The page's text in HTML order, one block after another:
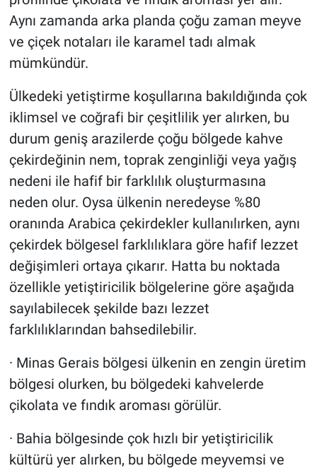
Aynı zamanda arka planda çoğu zaman meyve
ve çiçek notaları ile karamel tadı almak
mümkündür.
Ülkedeki yetiştirme koşullarına bakıldığında çok
iklimsel ve coğrafi bir çeşitlilik yer alırken, bu
durum geniş arazilerde çoğu bölgede kahve
çekirdeğinin nem, toprak zenginliği veya yağış
nedeni ile hafif bir farklılık oluşturmasına
neden olur. Oysa ülkenin neredeyse %80
oranında Arabica çekirdekler kullanılırken, aynı
çekirdek bölgesel farklılıklara göre hafif lezzet
değişimleri ortaya çıkarır. Hatta bu noktada
özellikle yetiştiricilik bölgelerine göre aşağıda
sayılabilecek şekilde bazı lezzet
farklılıklarından bahsedilebilir.
· Minas Gerais bölgesi ülkenin en zengin üretim
bölgesi olurken, bu bölgedeki kahvelerde
çikolata ve fındık aroması görülür.
· Bahia bölgesinde çok hızlı bir yetiştiricilik
kültürü yer alırken, bu bölgede meyvemsi ve